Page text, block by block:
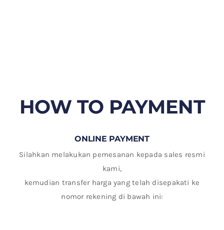
HOW TO PAYMENT
ONLINE PAYMENT
Silahkan melakukan pemesanan kepada sales resmi
kami,
kemudian transfer harga yang telah disepakati ke
nomor rekening di bawah ini: